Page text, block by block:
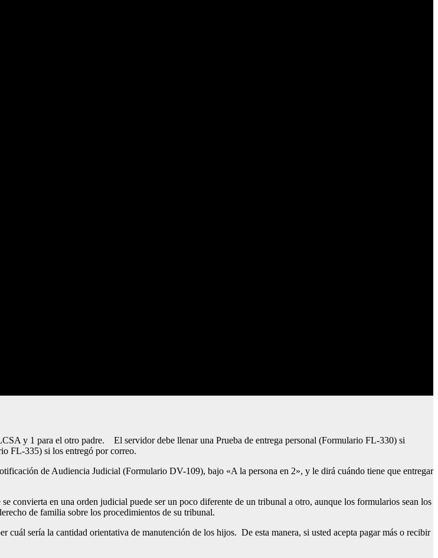
y 1 para el otro padre. El servidor debe llenar una Prueba de entrega personal (Formulario FL-330) si
FL-335) si los entregó por correo.
de Audiencia Judicial (Formulario DV-109), bajo «A la persona en 2», y le dirá cuándo tiene que entregar
convierta en una orden judicial puede ser un poco diferente de un tribunal a otro, aunque los formularios sean los
de familia sobre los procedimientos de su tribunal.
cuál sería la cantidad orientativa de manutención de los hijos. De esta manera, si usted acepta pagar más o recibir